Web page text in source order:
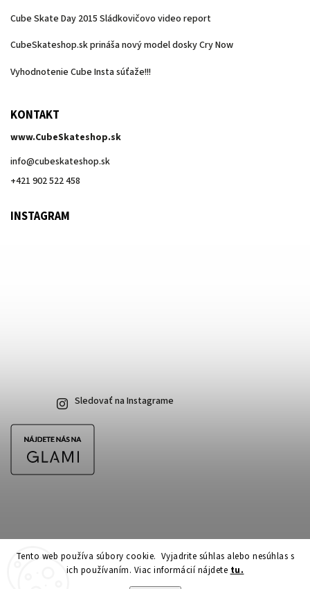
Tento web používa súbory cookie. Vyjadrite súhlas alebo nesúhlas s
ich používaním. Viac informácií nájdete tu.
Cube Skate Day 2015 Sládkovičovo video report
CubeSkateshop.sk prináša nový model dosky Cry Now
Vyhodnotenie Cube Insta súťaže!!!
KONTAKT
www.CubeSkateshop.sk
info@cubeskateshop.sk
+421 902 522 458
INSTAGRAM
Sledovať na Instagrame
Copyright 2026CubeSkateshop.sk. Všetky práva vyhradené.
Upraviť nastavenie cookies